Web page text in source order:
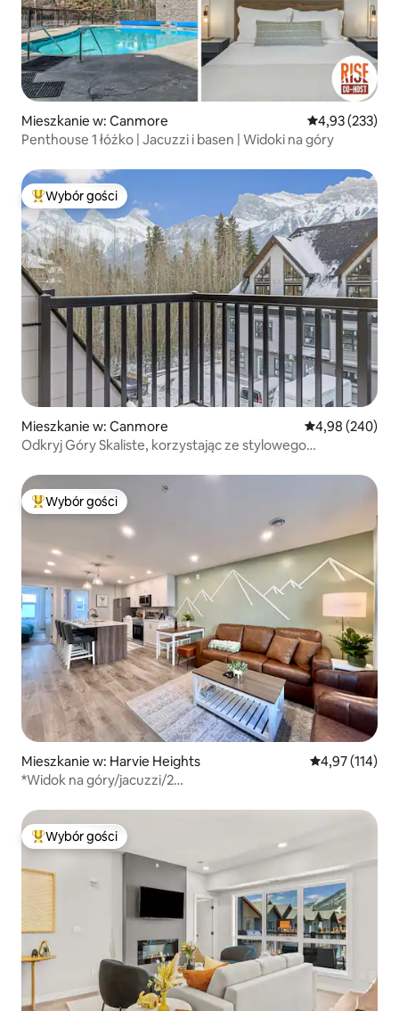
Mieszkanie w: Canmore Średnia
4,93 (233)
Penthouse 1 łóżko | Jacuzzi i basen | Widoki na góry
Najpopularniejsze z kategorii Wybór gości
Wybór gości
Mieszkanie w: Canmore Średnia
4,98 (240)
Odkryj Góry Skaliste, korzystając ze stylowego
Najpopularniejsze z kategorii Wybór gości
Wybór gości
Mieszkanie w: Harvie Heights Średnia
4,97 (114)
*Widok na góry/jacuzzi/2
Najpopularniejsze z kategorii Wybór gości
Wybór gości